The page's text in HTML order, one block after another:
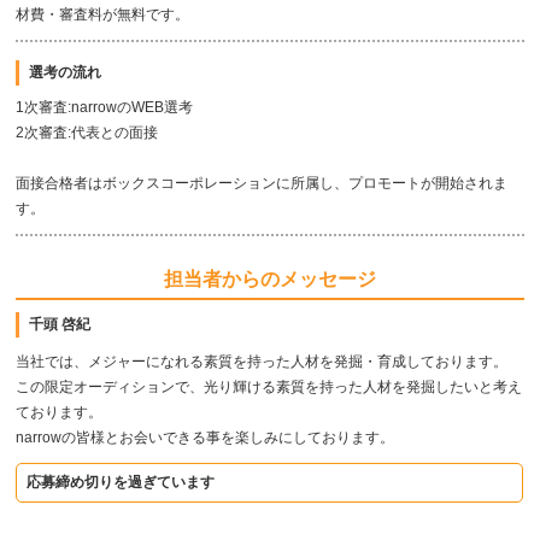
材費・審査料が無料です。
選考の流れ
1次審査:narrowのWEB選考
2次審査:代表との面接
面接合格者はボックスコーポレーションに所属し、プロモートが開始されま
す。
担当者からのメッセージ
千頭 啓紀
当社では、メジャーになれる素質を持った人材を発掘・育成しております。
この限定オーディションで、光り輝ける素質を持った人材を発掘したいと考え
ております。
narrowの皆様とお会いできる事を楽しみにしております。
応募締め切りを過ぎています